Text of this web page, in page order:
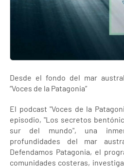
Desde el fondo del mar
“Voces de la Patagonia”
El podcast "Voces de la
episodio, "Los secretos
sur del mundo", una
profundidades del mar
Defendamos Patagonia, el
comunidades costeras,